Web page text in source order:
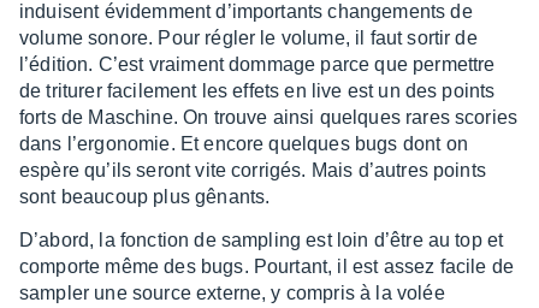
induisent évidem­ment d’im­por­tants chan­ge­ments de
volume sonore. Pour régler le volume, il faut sortir de
l’édi­tion. C’est vrai­ment dommage parce que permettre
de tritu­rer faci­le­ment les effets en live est un des points
forts de Maschine. On trouve ainsi quelques rares scories
dans l’er­go­no­mie. Et encore quelques bugs dont on
espère qu’ils seront vite corri­gés. Mais d’autres points
sont beau­coup plus gênants.
D’abord, la fonc­tion de sampling est loin d’être au top et
comporte même des bugs. Pour­tant, il est assez facile de
sampler une source externe, y compris à la volée